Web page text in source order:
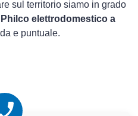
sul territorio siamo in grado
Philco elettrodomestico a
e puntuale.